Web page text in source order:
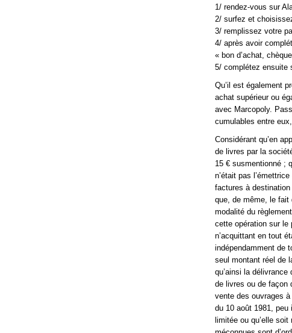
1/ rendez-vous sur
2/ surfez et
3/ remplissez votre
4/ après avoir
« bon d’achat,
5/ complétez ensuite
Qu’il est également
achat supérieur ou
avec Marcopoly.
cumulables entre
Considérant qu’en
de livres par la
15 € susmentionné ;
n’était pas
factures à
que, de même, le fait
modalité du
cette opération sur le
n’acquittant en tout
indépendamment de
seul montant réel de
qu’ainsi la
de livres ou de façon
vente des ouvrages
du 10 août 1981, peu
limitée ou qu’elle